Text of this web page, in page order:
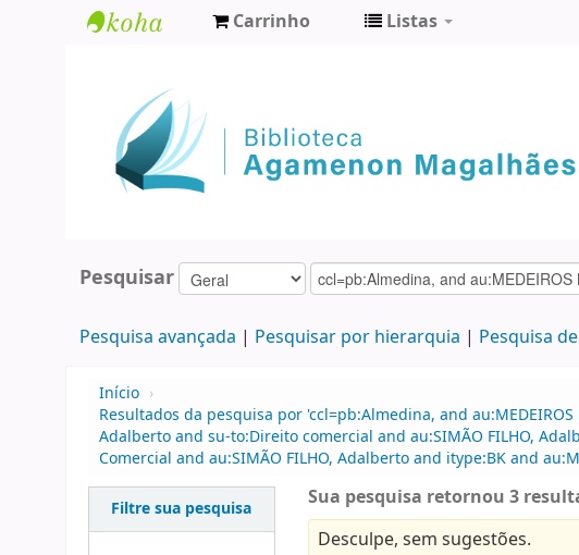
Agamenon
Magalhães
Carrinho Listas
Pesquisar
Pesquisa avançada Pesquisar por hierarquia Pesquisa
Início ›
Resultados da pesquisa por 'ccl=pb:Almedina, and
Adalberto and su-to:Direito comercial and au:SIMÃO FILHO,
Comercial and au:SIMÃO FILHO, Adalberto and itype:BK and
Filtre sua pesquisa
Sua pesquisa retornou 3
Desculpe, sem sugestões.